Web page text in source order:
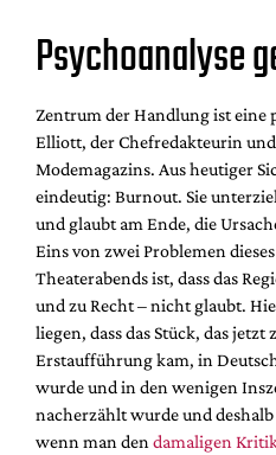
Psychoanalyse
Zentrum der Handlung ist eine
Elliott, der Chefredakteurin
Modemagazins. Aus heutiger
eindeutig: Burnout. Sie
und glaubt am Ende, die
Eins von zwei Problemen
Theaterabends ist, dass das
und zu Recht – nicht glaubt.
liegen, dass das Stück, das jetzt
Erstaufführung kam, in
wurde und in den wenigen
nacherzählt wurde und
wenn man den damaligen